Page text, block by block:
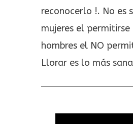
reconocerlo !. No es
mujeres el
hombres el NO
Llorar es lo más